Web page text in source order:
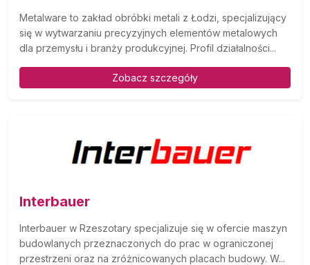
Metalware to zakład obróbki metali z Łodzi, specjalizujący
się w wytwarzaniu precyzyjnych elementów metalowych
dla przemysłu i branży produkcyjnej. Profil działalności...
Zobacz szczegóły
Interbauer
Interbauer w Rzeszotary specjalizuje się w ofercie maszyn
budowlanych przeznaczonych do prac w ograniczonej
przestrzeni oraz na zróżnicowanych placach budowy. W...